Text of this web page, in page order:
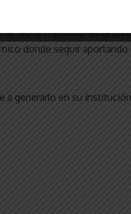
reúne mensualmente
donde seguir
generarlo en su